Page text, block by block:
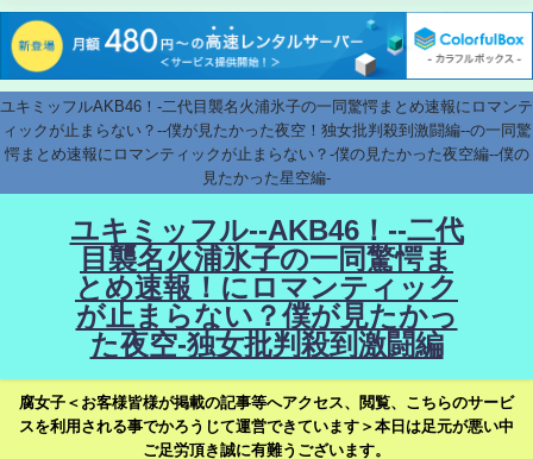
ユキミッフルAKB46！-二代目襲名火浦氷子の一同驚愕まとめ速報にロマンテ
ィックが止まらない？--僕が見たかった夜空！独女批判殺到激闘編--の一同驚
愕まとめ速報にロマンティックが止まらない？-僕の見たかった夜空編--僕の
見たかった星空編-
ユキミッフル--AKB46！--二代
目襲名火浦氷子の一同驚愕ま
とめ速報！にロマンティック
が止まらない？僕が見たかっ
た夜空-独女批判殺到激闘編
腐女子＜お客様皆様が掲載の記事等へアクセス、閲覧、こちらのサービ
スを利用される事でかろうじて運営できています＞本日は足元が悪い中
ご足労頂き誠に有難うございます。